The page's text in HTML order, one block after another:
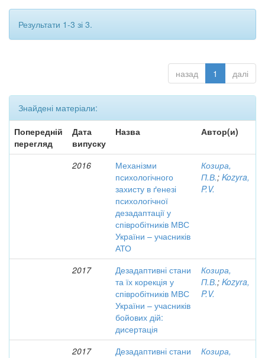
Результати 1-3 зі 3.
назад 1 далі
Знайдені матеріали:
Попередній
перегляд
Дата
випуску
Назва Автор(и)
2016
Механізми
психологічного
захисту в ґенезі
психологічної
дезадаптації у
співробітників МВС
України – учасників
АТО
Козира,
П.В.; Kozyra,
P.V.
2017
Дезадаптивні стани
та їх корекція у
співробітників МВС
України – учасників
бойових дій:
дисертація
Козира,
П.В.; Kozyra,
P.V.
2017
Дезадаптивні стани
Козира,